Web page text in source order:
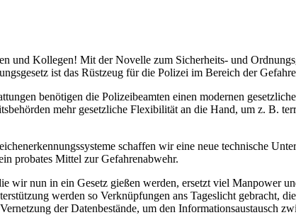
und Kollegen! Mit der Novelle zum Sicherheits- und
ist das Rüstzeug für die Polizei im Bereich der
benötigen die Polizeibeamten einen modernen
mehr gesetzliche Flexibilität an die Hand, um z. B.
schaffen wir eine neue technische
probates Mittel zur Gefahrenabwehr.
wir nun in ein Gesetz gießen werden, ersetzt viel Manpower
werden so Verknüpfungen ans Tageslicht gebracht,
der Datenbestände, um den Informationsaustausch